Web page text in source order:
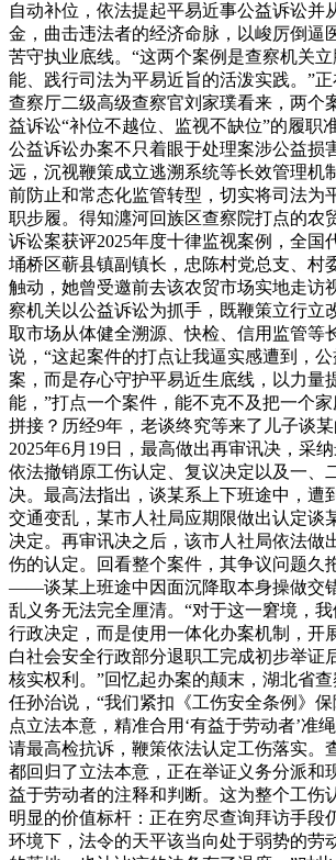
自动补位，依法提起平易近事公益诉讼并
金，曲击违法者的经济命脉，以峻厉倒逼
苦守执业底线。“这两个案例是查察机关
能、践行司法为平易近旨的活泼实践。”
查察厅二级高级查察官刘家璞看来，两个
益诉讼“补位不越位、监视不缺位”的履职
公益诉讼办案不只着眼于处理案涉公益损
远，沉视鞭策成立逃溯系统等长效管理机
前防止和常态化监管转型，切实将司法为
职步履。得知瀍河回族区查察院打点的农
诉讼案获评2025年度十律监视案例，全国
埇桥区蕲县镇副镇长，忠陈村党总支、村
触动，她曾受邀前去该农贸市场实地走访
察机关以公益诉讼为抓手，既鞭策立行立
取市场从体健全溯源、快检、信用监管等
说，“这起案件的打点让我逼实感遭到，
案，而是存心守护平易近生底线，以力量
能，”打点一个案件，能不克不及把一个
拼接？历经9年，老谈终究等来了儿子谈
2025年6月19日，最高做出再审讯决，采
依法撤销原工伤认定、复议决定以及一、
决。最高法指出，谈某系上下班途中，遭
交通变乱，某市人社局应期限做出认定谈
决定。再审讯决之后，该市人社局依法做
伤的认定。回看整个案件，其争议问题久
——谈某上班途中因面沉降取本身操做交
乱义务无法完全厘清。“对于这一窘境，
行政决定，而是使用一体化办案机制，开
白社会安全行政部分退职工完成初步举证
核实权利。”回忆起办案的颠末，湖北省
任孙治说，“我们紧扣《工伤安全条例》
点立法本意，精准合用‘有益于劳动者’准
请最高检抗诉，鞭策依法认定工伤落实。
都回归了立法本意，正在举证义务分派和
益于劳动者的注释和判断。这为整个工伤
明显的价值标杆：正在穷尽查询拜访手段
环境下，法令的天平该当向处于弱势的劳